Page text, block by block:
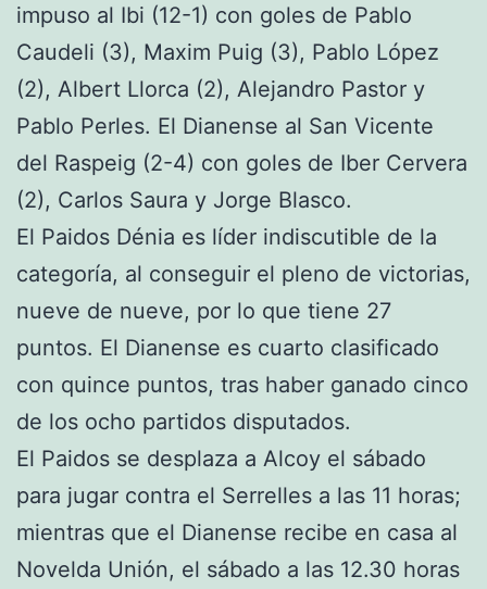
impuso al Ibi (12-1) con goles de Pablo
Caudeli (3), Maxim Puig (3), Pablo López
(2), Albert Llorca (2), Alejandro Pastor y
Pablo Perles. El Dianense al San Vicente
del Raspeig (2-4) con goles de Iber Cervera
(2), Carlos Saura y Jorge Blasco.
El Paidos Dénia es líder indiscutible de la
categoría, al conseguir el pleno de victorias,
nueve de nueve, por lo que tiene 27
puntos. El Dianense es cuarto clasificado
con quince puntos, tras haber ganado cinco
de los ocho partidos disputados.
El Paidos se desplaza a Alcoy el sábado
para jugar contra el Serrelles a las 11 horas;
mientras que el Dianense recibe en casa al
Novelda Unión, el sábado a las 12.30 horas